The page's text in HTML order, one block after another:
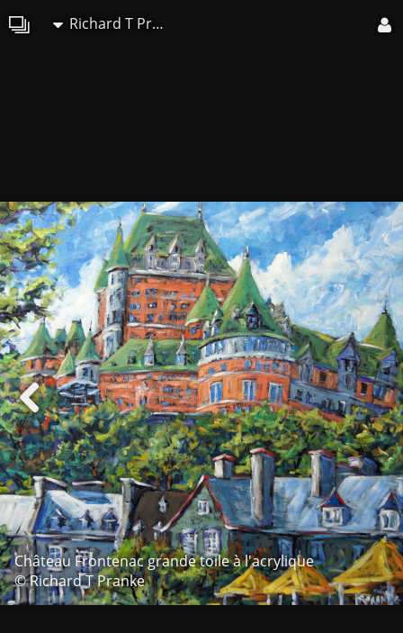
Richard T Pranke
Château Frontenac grande toile à l'acrylique
© Richard T Pranke